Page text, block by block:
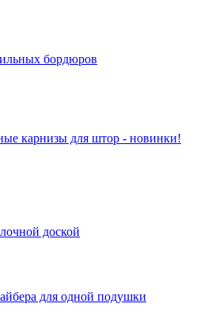
бордюров
карнизы для штор - новинки!
доской
для одной подушки